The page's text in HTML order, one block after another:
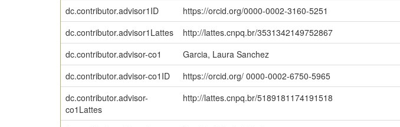
dc.contributor.advisor1ID
https://orcid.org/0000-0002-3160-5251
dc.contributor.advisor1Lattes
http://lattes.cnpq.br/3531342149752867
dc.contributor.advisor-co1
Garcia, Laura Sanchez
dc.contributor.advisor-co1ID
https://orcid.org/ 0000-0002-6750-5965
dc.contributor.advisor-
co1Lattes
http://lattes.cnpq.br/5189181174191518